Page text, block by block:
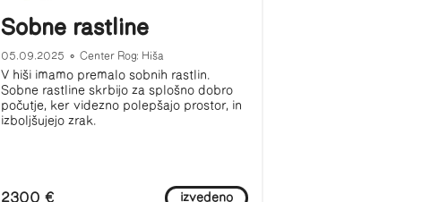
Sobne rastline
05.09.2025 • Center Rog: Hiša
V hiši imamo premalo sobnih rastlin.
Sobne rastline skrbijo za splošno dobro
počutje, ker videzno polepšajo prostor, in
izboljšujejo zrak.
2300 € izvedeno